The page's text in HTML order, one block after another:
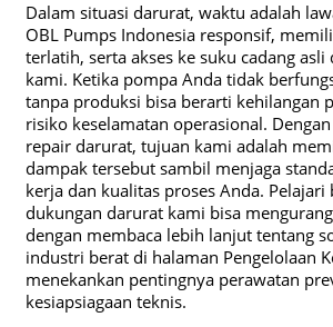
Dalam situasi darurat, waktu adalah
OBL Pumps Indonesia responsif,
terlatih, serta akses ke suku cadang
kami. Ketika pompa Anda tidak
tanpa produksi bisa berarti kehilangan
risiko keselamatan operasional.
repair darurat, tujuan kami adalah
dampak tersebut sambil menjaga
kerja dan kualitas proses Anda. Pelajari
dukungan darurat kami bisa
dengan membaca lebih lanjut tentang
industri berat di halaman Pengelolaan
menekankan pentingnya perawatan
kesiapsiagaan teknis.